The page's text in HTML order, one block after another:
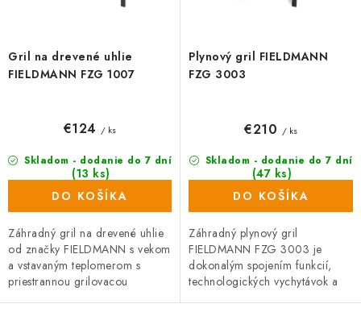
v
Gril na drevené uhlie
FIELDMANN FZG 1007
Skladom - dodanie do 7 dní
(13 ks)
€124 / ks
DO KOŠÍKA
Záhradný gril na drevené uhlie
od značky FIELDMANN s vekom
a vstavaným teplomerom s
priestrannou grilovacou
Plynový gril FIELDMANN
FZG 3003
Skladom - dodanie do 7 dní
(47 ks)
€210 / ks
DO KOŠÍKA
Záhradný plynový gril
FIELDMANN FZG 3003 je
dokonalým spojením funkcií,
technologických vychytávok a